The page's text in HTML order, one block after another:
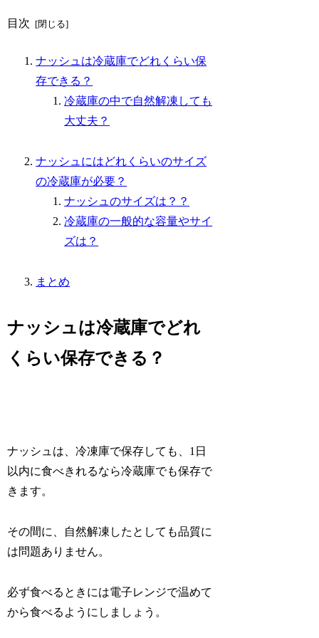
目次
ナッシュは冷蔵庫でどれくらい保
存できる？
冷蔵庫の中で自然解凍しても
大丈夫？
ナッシュにはどれくらいのサイズ
の冷蔵庫が必要？
ナッシュのサイズは？？
冷蔵庫の一般的な容量やサイ
ズは？
まとめ
ナッシュは冷蔵庫でどれ
くらい保存できる？
ナッシュは、冷凍庫で保存しても、1日
以内に食べきれるなら冷蔵庫でも保存で
きます。
その間に、自然解凍したとしても品質に
は問題ありません。
必ず食べるときには電子レンジで温めて
から食べるようにしましょう。